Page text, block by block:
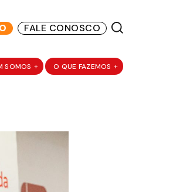
FALE CONOSCO
SOMOS + O QUE FAZEMOS +